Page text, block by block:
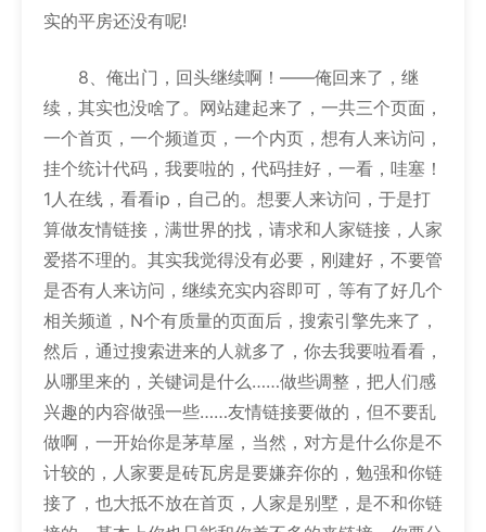
实的平房还没有呢!
8、俺出门，回头继续啊！——俺回来了，继
续，其实也没啥了。网站建起来了，一共三个页面，
一个首页，一个频道页，一个内页，想有人来访问，
挂个统计代码，我要啦的，代码挂好，一看，哇塞！
1人在线，看看ip，自己的。想要人来访问，于是打
算做友情链接，满世界的找，请求和人家链接，人家
爱搭不理的。其实我觉得没有必要，刚建好，不要管
是否有人来访问，继续充实内容即可，等有了好几个
相关频道，N个有质量的页面后，搜索引擎先来了，
然后，通过搜索进来的人就多了，你去我要啦看看，
从哪里来的，关键词是什么……做些调整，把人们感
兴趣的内容做强一些……友情链接要做的，但不要乱
做啊，一开始你是茅草屋，当然，对方是什么你是不
计较的，人家要是砖瓦房是要嫌弃你的，勉强和你链
接了，也大抵不放在首页，人家是别墅，是不和你链